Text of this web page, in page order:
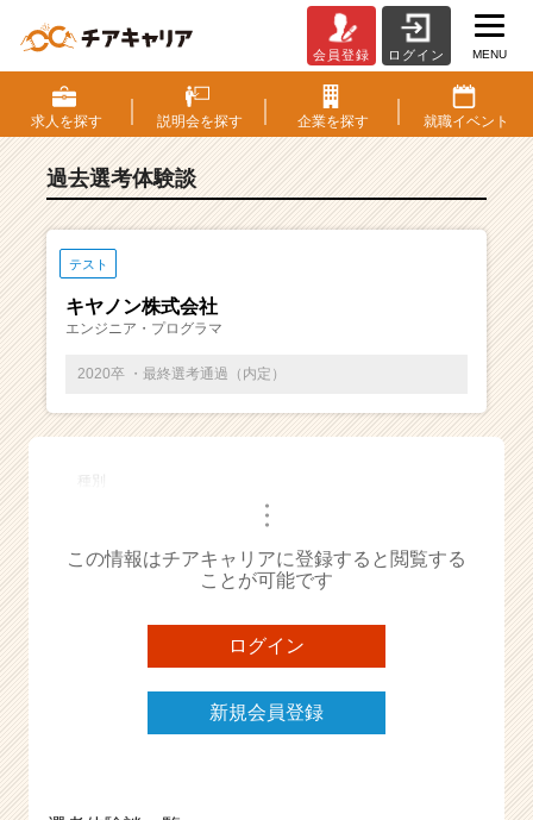
S・
選
考
験
ベ
ン
チ
ー・
成
ら
ス
ト
が
届
く
会員登録 ログイン MENU
求人を探す 説明会を探す 企業を探す 就職イベント
過去選考体験談
テスト
キヤノン株式会社
エンジニア・プログラマ
2020卒 ・最終選考通過（内定）
・・・
この情報はチアキャリアに登録すると閲覧する
ことが可能です
ログイン
新規会員登録